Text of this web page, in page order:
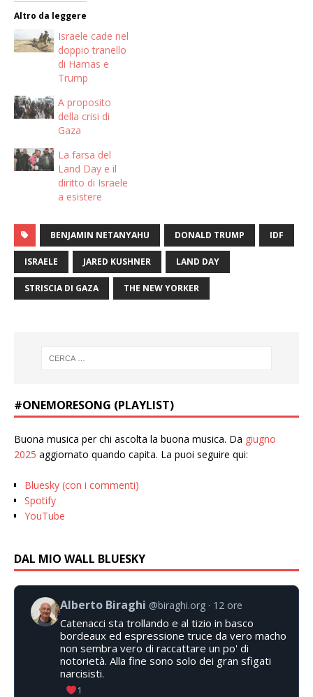
Altro da leggere
Israele cade nel
doppio tranello
di Hamas e
Trump
A proposito
della crisi di
Gaza
La farsa del
Land Day e il
diritto di Israele
a esistere
BENJAMIN NETANYAHU DONALD TRUMP IDF
ISRAELE JARED KUSHNER LAND DAY
STRISCIA DI GAZA THE NEW YORKER
#ONEMORESONG (PLAYLIST)
Buona musica per chi ascolta la buona musica. Da giugno
2025 aggiornato quando capita. La puoi seguire qui:
Bluesky (con i commenti)
Spotify
YouTube
DAL MIO WALL BLUESKY
Alberto Biraghi @biraghi.org 12 ore
Catenacci sta trollando e al tizio in basco
bordeaux ed espressione truce da vero macho
non sembra vero di raccattare un po' di
notorietà. Alla fine sono solo dei gran sfigati
narcisisti.
1